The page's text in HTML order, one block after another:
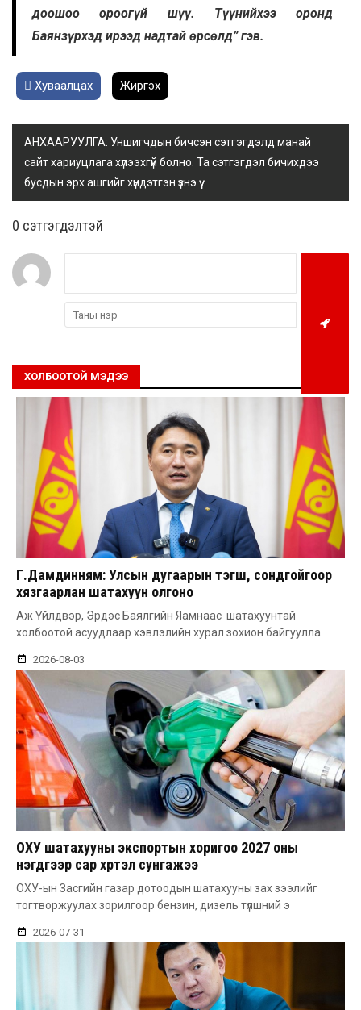
доошоо ороогүй шүү. Түүнийхээ оронд
Баянзүрхэд ирээд надтай өрсөлд” гэв.
Хуваалцах Жиргэх
АНХААРУУЛГА: Уншигчдын бичсэн сэтгэгдэлд манай
сайт хариуцлага хүлээхгүй болно. Та сэтгэгдэл бичихдээ
бусдын эрх ашгийг хүндэтгэн үзнэ үү.
0 cэтгэгдэлтэй
ХОЛБООТОЙ МЭДЭЭ
Г.Дамдинням: Улсын дугаарын тэгш, сондгойгоор
хязгаарлан шатахуун олгоно
Аж Үйлдвэр, Эрдэс Баялгийн Яамнаас шатахуунтай
холбоотой асуудлаар хэвлэлийн хурал зохион байгуулла
2026-08-03
ОХУ шатахууны экспортын хоригоо 2027 оны
нэгдүгээр сар хүртэл сунгажээ
ОХУ-ын Засгийн газар дотоодын шатахууны зах зээлийг
тогтворжуулах зорилгоор бензин, дизель түлшний э
2026-07-31